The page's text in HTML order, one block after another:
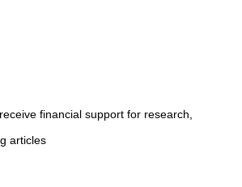
financial support for research,
articles